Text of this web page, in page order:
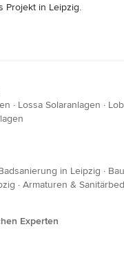
Projekt in Leipzig.
· Lossa Solaranlagen ·
in Leipzig ·
· Armaturen &
Experten